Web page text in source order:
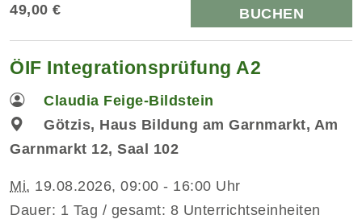
49,00 € BUCHEN
ÖIF Integrationsprüfung A2
Claudia Feige-Bildstein
Götzis, Haus Bildung am Garnmarkt, Am
Garnmarkt 12, Saal 102
Mi. 19.08.2026, 09:00 - 16:00 Uhr
Dauer: 1 Tag / gesamt: 8 Unterrichtseinheiten